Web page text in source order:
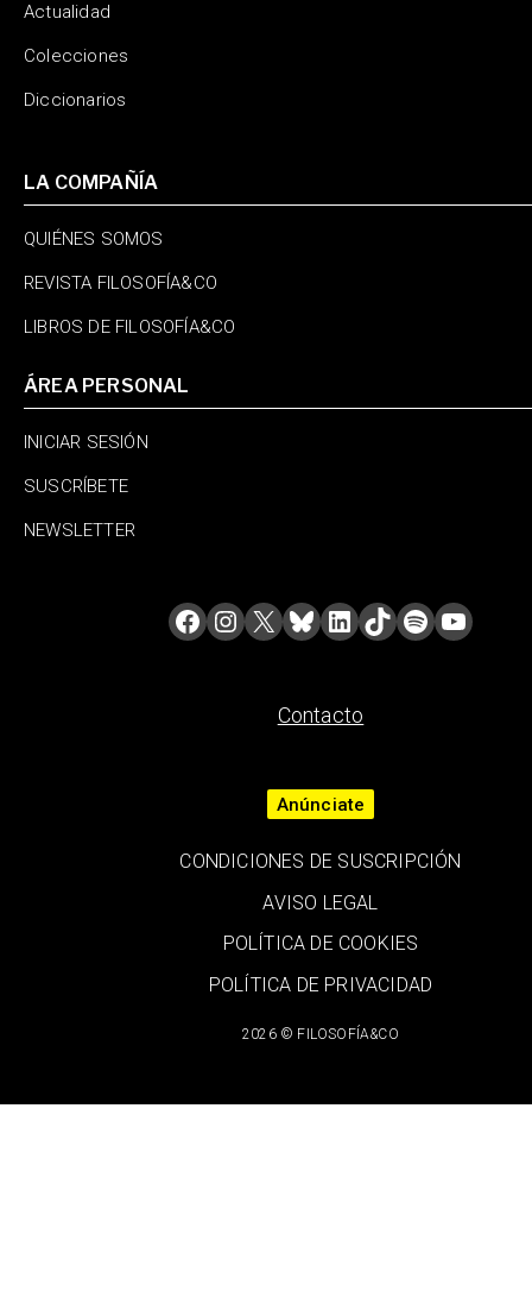
Actualidad
Colecciones
Diccionarios
LA COMPAÑÍA
QUIÉNES SOMOS
REVISTA FILOSOFÍA&CO
LIBROS DE FILOSOFÍA&CO
ÁREA PERSONAL
INICIAR SESIÓN
SUSCRÍBETE
NEWSLETTER
Contacto
2026 © FILOSOFÍA&CO
Anúnciate
CONDICIONES DE SUSCRIPCIÓN
AVISO LEGAL
POLÍTICA DE COOKIES
POLÍTICA DE PRIVACIDAD